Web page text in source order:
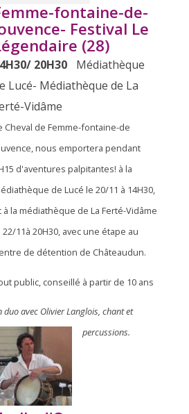
fontaine-de-
Festival Le
(28)
20H30
Médiathèque
Lucé- Médiathèque de La
Vidâme
Cheval de Femme-fontaine-de
nous emportera pendant
d'aventures palpitantes! à la
de Lucé le 20/11 à 14H30,
à la médiathèque de La Ferté-Vidâme
22/11à 20H30, avec une étape au
de détention de Châteaudun.
public, conseillé à partir de 10 ans
duo avec Olivier Langlois, chant et
percussions.